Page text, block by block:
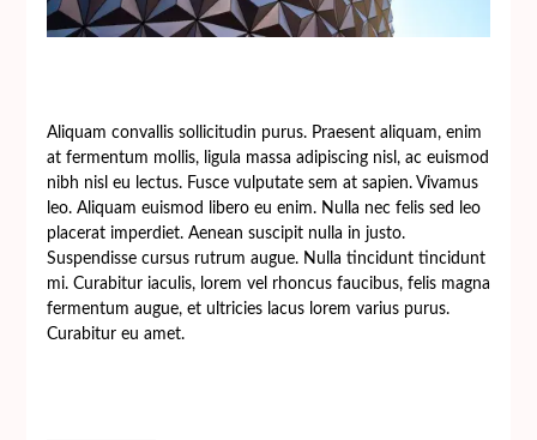
Aliquam convallis sollicitudin purus. Praesent aliquam, enim
at fermentum mollis, ligula massa adipiscing nisl, ac euismod
nibh nisl eu lectus. Fusce vulputate sem at sapien. Vivamus
leo. Aliquam euismod libero eu enim. Nulla nec felis sed leo
placerat imperdiet. Aenean suscipit nulla in justo.
Suspendisse cursus rutrum augue. Nulla tincidunt tincidunt
mi. Curabitur iaculis, lorem vel rhoncus faucibus, felis magna
fermentum augue, et ultricies lacus lorem varius purus.
Curabitur eu amet.